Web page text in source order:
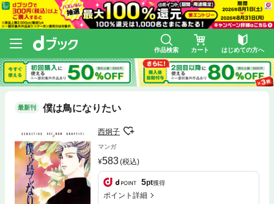
作品検索 カート はじめての方へ
最新刊 僕は鳥になりたい
西炯子
マンガ
583(税込)
5pt獲得
ポイント詳細